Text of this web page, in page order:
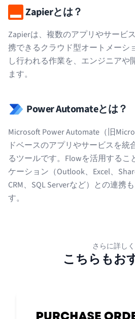
Zapierとは？
Zapierは、複数のアプリやサービ
携できるクラウド型オートメーシ
し行われる作業を、エンジニアや
ます。
Power Automateとは？
Microsoft Power Automate（旧
ドベースのアプリやサービスを統
るツールです。Flowを活用するこ
ケーション（Outlook、Excel、
CRM、SQL Serverなど）との連携
す。
さらに詳しく
こちらもお